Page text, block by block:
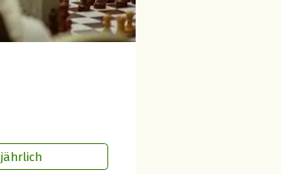
jährlich